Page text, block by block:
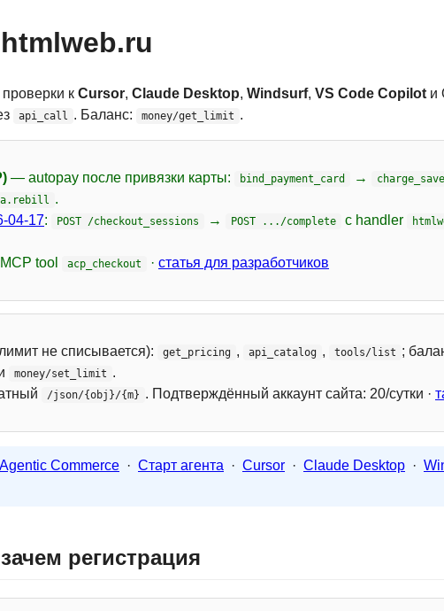
к Cursor, Claude Desktop, Windsurf, VS Code Copilotи
api_call . Баланс: money/get_limit .
— autopay после привязки карты: bind_payment_card →
.
04-17: POST /checkout_sessions → POST .../complete с handler
MCP tool acp_checkout · статья для разработчиков
не списывается): get_pricing , api_catalog , tools/list ;
money/set_limit .
/json/{obj}/{m} . Подтверждённый аккаунт сайта: 20/сутки ·
Agentic Commerce · Старт агента · Cursor · Claude Desktop ·
регистрация